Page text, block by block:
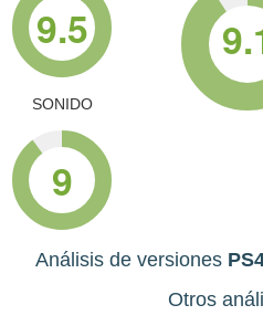
9.5
SONIDO
9
Análisis de versiones
Otros